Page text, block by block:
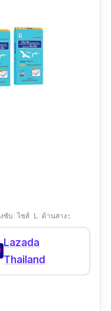
ซับ ไซส์ L ด้านล่าง:
Lazada
Thailand